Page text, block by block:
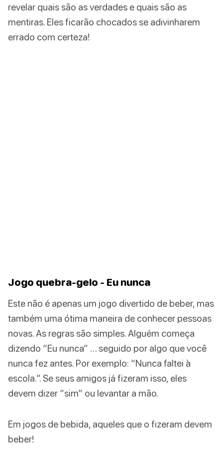
revelar quais são as verdades e quais são as
mentiras. Eles ficarão chocados se adivinharem
errado com certeza!
Jogo quebra-gelo - Eu nunca
Este não é apenas um jogo divertido de beber, mas
também uma ótima maneira de conhecer pessoas
novas. As regras são simples. Alguém começa
dizendo “Eu nunca” … seguido por algo que você
nunca fez antes. Por exemplo: “Nunca faltei à
escola.”. Se seus amigos já fizeram isso, eles
devem dizer “sim” ou levantar a mão.
Em jogos de bebida, aqueles que o fizeram devem
beber!